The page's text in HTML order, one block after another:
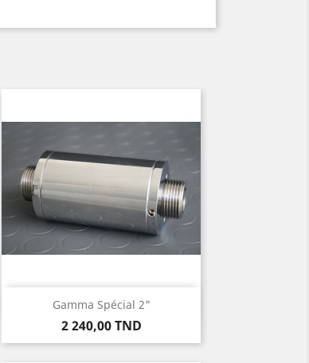
Gamma Spécial 2"
Prix
2 240,00 TND
Aperçu rapide